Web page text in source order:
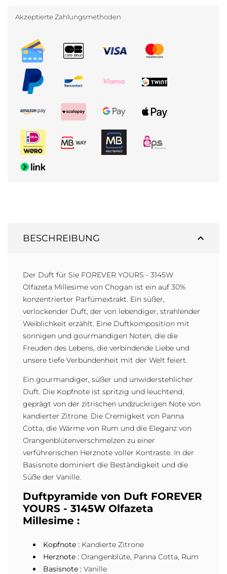
Akzeptierte Zahlungsmethoden
expand_less
BESCHREIBUNG
Der Duft für Sie FOREVER YOURS - 3145W
Olfazeta Millesime von Chogan ist ein auf 30%
konzentrierter Parfümextrakt. Ein süßer,
verlockender Duft, der von lebendiger, strahlender
Weiblichkeit erzählt. Eine Duftkomposition mit
sonnigen und gourmandigen Noten, die die
Freuden des Lebens, die verbindende Liebe und
unsere tiefe Verbundenheit mit der Welt feiert.
Ein gourmandiger, süßer und unwiderstehlicher
Duft. Die Kopfnote ist spritzig und leuchtend,
geprägt von der zitrischen undzuckrigen Note von
kandierter Zitrone. Die Cremigkeit von Panna
Cotta, die Wärme von Rum und die Eleganz von
Orangenblütenverschmelzen zu einer
verführerischen Herznote voller Kontraste. In der
Basisnote dominiert die Beständigkeit und die
Süße der Vanille.
Duftpyramide von Duft FOREVER
YOURS - 3145W Olfazeta
Millesime :
Kopfnote : Kandierte Zitrone
Herznote : Orangenblüte, Panna Cotta, Rum
Basisnote : Vanille